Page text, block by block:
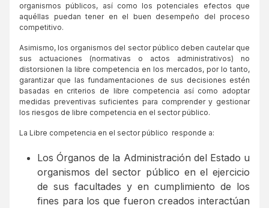
organismos públicos, así como los potenciales efectos que
aquéllas puedan tener en el buen desempeño del proceso
competitivo.
Asimismo, los organismos del sector público deben cautelar que
sus actuaciones (normativas o actos administrativos) no
distorsionen la libre competencia en los mercados, por lo tanto,
garantizar que las fundamentaciones de sus decisiones estén
basadas en criterios de libre competencia así como adoptar
medidas preventivas suficientes para comprender y gestionar
los riesgos de libre competencia en el sector público.
La Libre competencia en el sector público responde a:
Los Órganos de la Administración del Estado u
organismos del sector público en el ejercicio
de sus facultades y en cumplimiento de los
fines para los que fueron creados interactúan